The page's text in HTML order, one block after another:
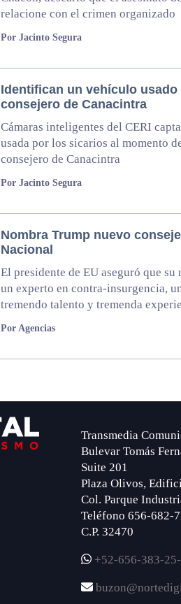
relacione con el crimen organizado
Por Jacinto Segura
Identifican un vehículo usado
consejero de Canacintra
Cámaras inteligentes del CERI
usada por los sicarios al momento
consejero de Canacintra
Por Jacinto Segura
Nombra Trump nuevo
Nacional
El presidente de EU aseguró que su
un experto en contra-insurgencia,
tremendo talento y tremenda
Por Agencias
Transmedia
Bulevar Tomás
Suite 201
Plaza Olivos,
Col. Parque
Teléfono 656-682-
C.P. 32470
+52-656-383-